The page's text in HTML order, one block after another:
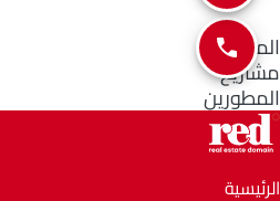
المناطق
مشاريع
المطورين
الرئيسية